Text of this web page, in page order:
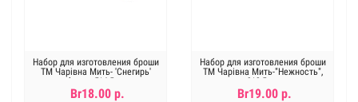
Набор для изготовления броши
ТМ Чарівна Мить- 'Снегирь'
брошь 5*4,5см
Br18.00 р.
Набор для изготовления броши
ТМ Чарівна Мить-"Нежность",
9*3,5см
Br19.00 р.